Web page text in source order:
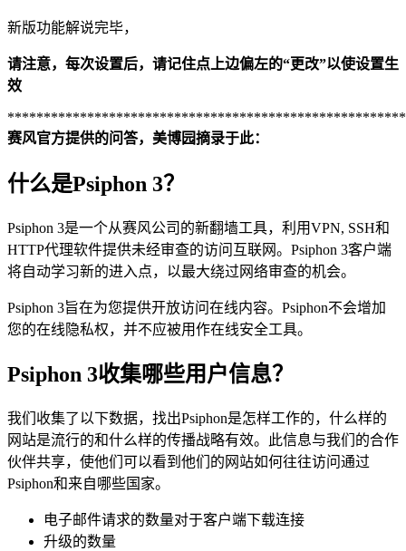
新版功能解说完毕，
请注意，每次设置后，请记住点上边偏左的“更改”以使设置生
效
赛风官方提供的问答，美博园摘录于此：
什么是Psiphon 3？
Psiphon 3是一个从赛风公司的新翻墙工具，利用VPN, SSH和
HTTP代理软件提供未经审查的访问互联网。Psiphon 3客户端
将自动学习新的进入点，以最大绕过网络审查的机会。
Psiphon 3旨在为您提供开放访问在线内容。Psiphon不会增加
您的在线隐私权，并不应被用作在线安全工具。
Psiphon 3收集哪些用户信息？
我们收集了以下数据，找出Psiphon是怎样工作的，什么样的
网站是流行的和什么样的传播战略有效。此信息与我们的合作
伙伴共享，使他们可以看到他们的网站如何往往访问通过
Psiphon和来自哪些国家。
电子邮件请求的数量对于客户端下载连接
升级的数量